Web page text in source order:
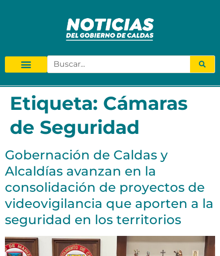
Etiqueta: Cámaras
de Seguridad
Gobernación de Caldas y
Alcaldías avanzan en la
consolidación de proyectos de
videovigilancia que aporten a la
seguridad en los territorios